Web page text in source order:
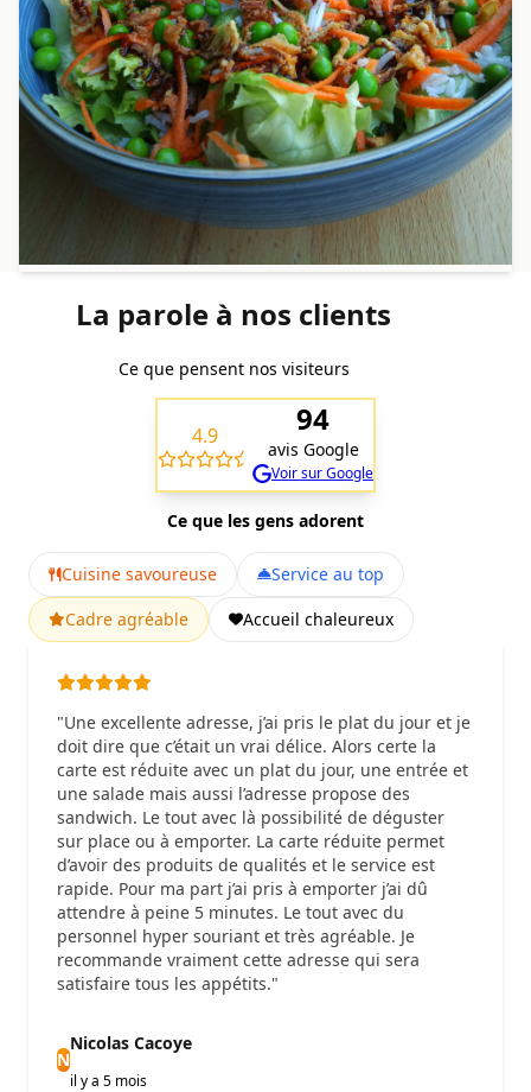
La parole à nos clients
Ce que pensent nos visiteurs
4.9 94
avis Google
Voir sur Google
Ce que les gens adorent
Cuisine savoureuse
Service au top
Cadre agréable
Accueil chaleureux
"Une excellente adresse, j’ai pris le plat du jour et je
doit dire que c’était un vrai délice. Alors certe la
carte est réduite avec un plat du jour, une entrée et
une salade mais aussi l’adresse propose des
sandwich. Le tout avec là possibilité de déguster
sur place ou à emporter. La carte réduite permet
d’avoir des produits de qualités et le service est
rapide. Pour ma part j’ai pris à emporter j’ai dû
attendre à peine 5 minutes. Le tout avec du
personnel hyper souriant et très agréable. Je
recommande vraiment cette adresse qui sera
satisfaire tous les appétits."
N
Nicolas Cacoye
il y a 5 mois